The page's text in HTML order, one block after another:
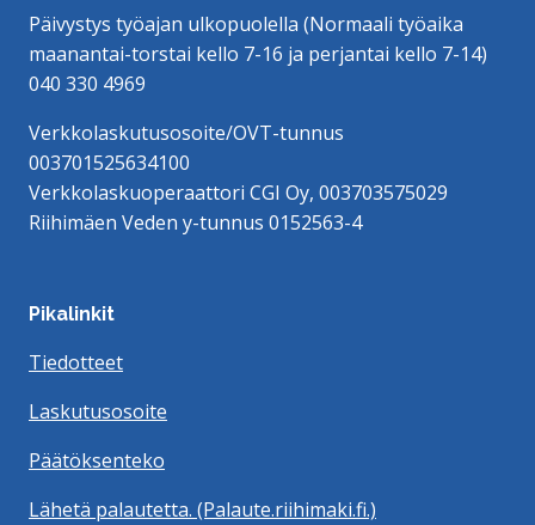
Päivystys työajan ulkopuolella (Normaali työaika
maanantai-torstai kello 7-16 ja perjantai kello 7-14)
040 330 4969
Verkkolaskutusosoite/OVT-tunnus
003701525634100
Verkkolaskuoperaattori CGI Oy, 003703575029
Riihimäen Veden y-tunnus 0152563-4
Pikalinkit
Tiedotteet
Laskutusosoite
Päätöksenteko
Lähetä palautetta. (Palaute.riihimaki.fi.)